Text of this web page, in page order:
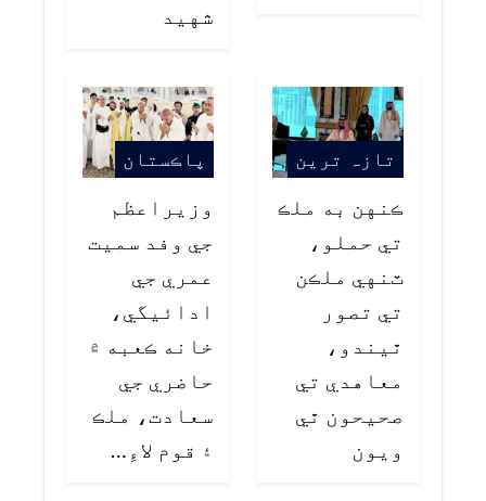
شهيد
تازہ ترین
ڪنهن به ملڪ
تي حملو،
ٽنهي ملڪن
تي تصور
ٿيندو،
معاهدي تي
صحيحون ٿي
ويون
پاڪستان
وزيراعظم
جي وفد سميت
عمري جي
ادائيگي،
خانه ڪعبه ۾
حاضري جي
سعادت، ملڪ
۽ قوم لاءِ…